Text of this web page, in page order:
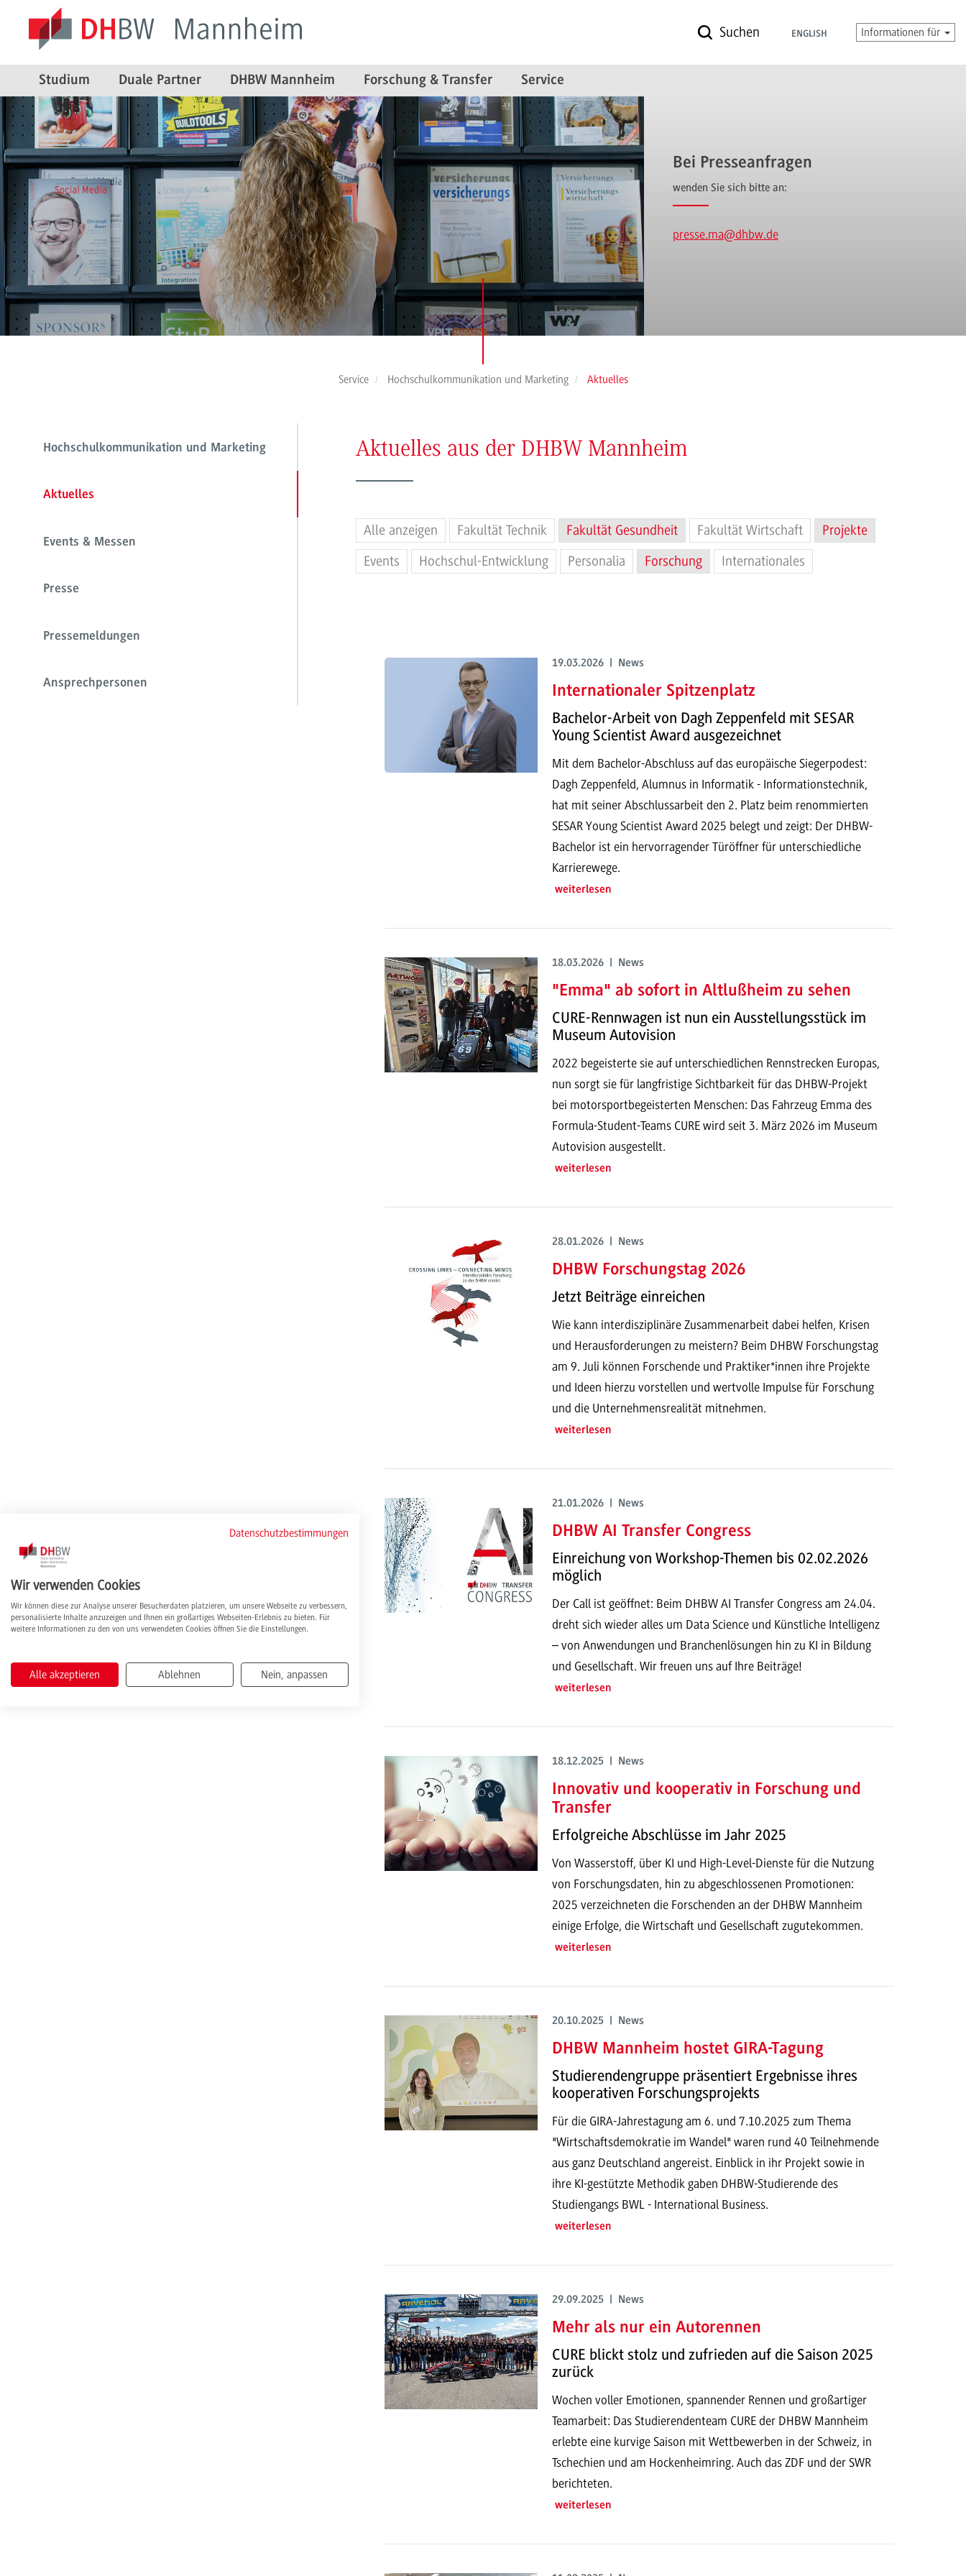
Suchen ENGLISH Informationen für
Studium Duale Partner DHBW Mannheim Forschung & Transfer Service
Bei Presseanfragen
wenden Sie sich bitte an:
presse.ma@dhbw.de
Service Hochschulkommunikation und Marketing Aktuelles
Hochschulkommunikation und Marketing
Aktuelles
Events & Messen
Presse
Pressemeldungen
Ansprechpersonen
Aktuelles aus der DHBW Mannheim
Alle anzeigen Fakultät Technik Fakultät Gesundheit Fakultät Wirtschaft
Projekte
Events
Hochschul-Entwicklung Personalia Forschung Internationales
19.03.2026 | News
Internationaler Spitzenplatz
Bachelor-Arbeit von Dagh Zeppenfeld mit SESAR
Young Scientist Award ausgezeichnet
Mit dem Bachelor-Abschluss auf das europäische Siegerpodest:
Dagh Zeppenfeld, Alumnus in Informatik - Informationstechnik,
hat mit seiner Abschlussarbeit den 2. Platz beim renommierten
SESAR Young Scientist Award 2025 belegt und zeigt: Der DHBW-
Bachelor ist ein hervorragender Türöffner für unterschiedliche
Karrierewege.
weiterlesen
18.03.2026 | News
"Emma" ab sofort in Altlußheim zu sehen
CURE-Rennwagen ist nun ein Ausstellungsstück im
Museum Autovision
2022 begeisterte sie auf unterschiedlichen Rennstrecken Europas,
nun sorgt sie für langfristige Sichtbarkeit für das DHBW-Projekt
bei motorsportbegeisterten Menschen: Das Fahrzeug Emma des
Formula-Student-Teams CURE wird seit 3. März 2026 im Museum
Autovision ausgestellt.
weiterlesen
28.01.2026 | News
DHBW Forschungstag 2026
Jetzt Beiträge einreichen
Wie kann interdisziplinäre Zusammenarbeit dabei helfen, Krisen
und Herausforderungen zu meistern? Beim DHBW Forschungstag
am 9. Juli können Forschende und Praktiker*innen ihre Projekte
und Ideen hierzu vorstellen und wertvolle Impulse für Forschung
und die Unternehmensrealität mitnehmen.
weiterlesen
21.01.2026 | News
DHBW AI Transfer Congress
Einreichung von Workshop-Themen bis 02.02.2026
möglich
Der Call ist geöffnet: Beim DHBW AI Transfer Congress am 24.04.
dreht sich wieder alles um Data Science und Künstliche Intelligenz
– von Anwendungen und Branchenlösungen hin zu KI in Bildung
und Gesellschaft. Wir freuen uns auf Ihre Beiträge!
weiterlesen
18.12.2025 | News
Innovativ und kooperativ in Forschung und
Transfer
Erfolgreiche Abschlüsse im Jahr 2025
Von Wasserstoff, über KI und High-Level-Dienste für die Nutzung
von Forschungsdaten, hin zu abgeschlossenen Promotionen:
2025 verzeichneten die Forschenden an der DHBW Mannheim
einige Erfolge, die Wirtschaft und Gesellschaft zugutekommen.
weiterlesen
20.10.2025 | News
DHBW Mannheim hostet GIRA-Tagung
Studierendengruppe präsentiert Ergebnisse ihres
kooperativen Forschungsprojekts
Für die GIRA-Jahrestagung am 6. und 7.10.2025 zum Thema
"Wirtschaftsdemokratie im Wandel" waren rund 40 Teilnehmende
aus ganz Deutschland angereist. Einblick in ihr Projekt sowie in
ihre KI-gestützte Methodik gaben DHBW-Studierende des
Studiengangs BWL - International Business.
weiterlesen
29.09.2025 | News
Mehr als nur ein Autorennen
CURE blickt stolz und zufrieden auf die Saison 2025
zurück
Wochen voller Emotionen, spannender Rennen und großartiger
Teamarbeit: Das Studierendenteam CURE der DHBW Mannheim
erlebte eine kurvige Saison mit Wettbewerben in der Schweiz, in
Tschechien und am Hockenheimring. Auch das ZDF und der SWR
berichteten.
weiterlesen
Datenschutzbestimmungen
Wir verwenden Cookies
Wir können diese zur Analyse unserer Besucherdaten platzieren, um unsere Webseite zu verbessern,
personalisierte Inhalte anzuzeigen und Ihnen ein großartiges Webseiten-Erlebnis zu bieten. Für
weitere Informationen zu den von uns verwendeten Cookies öffnen Sie die Einstellungen.
Alle akzeptieren Ablehnen Nein, anpassen